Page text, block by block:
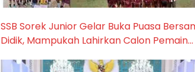
SSB Sorek Junior Gelar Buka Puasa
Didik, Mampukah Lahirkan Calon Pemain…